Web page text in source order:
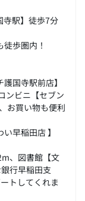
寺駅】徒歩7分
歩圏内！
国寺駅前店】
ンビニ【セブン
お買い物も便利
早稲田店 】
、図書館【文
行早稲田支
トしてくれま